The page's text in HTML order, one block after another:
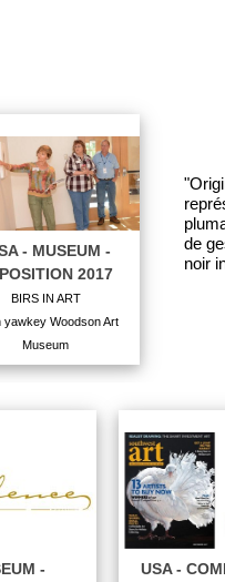
- MUSEUM -
2017
BIRS IN ART
yawkey Woodson Art
Museum
de
noir
-
USA -